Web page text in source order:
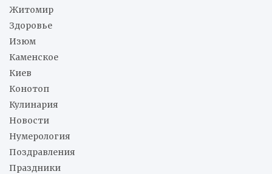
Житомир
Здоровье
Изюм
Каменское
Киев
Конотоп
Кулинария
Новости
Нумерология
Поздравления
Праздники